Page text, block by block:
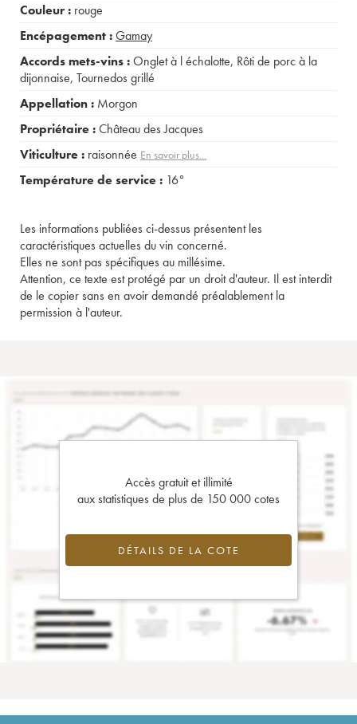
Couleur : rouge
Encépagement :Gamay
Accords mets-vins :Onglet à l échalotte, Rôti de porc à la
dijonnaise, Tournedos grillé
Appellation : Morgon
Propriétaire :Château des Jacques
Viticulture : raisonnée En savoir plus...
Température de service : 16°
Les informations publiées ci-dessus présentent les
caractéristiques actuelles du vin concerné.
Elles ne sont pas spécifiques au millésime.
Attention, ce texte est protégé par un droit d'auteur. Il est interdit
de le copier sans en avoir demandé préalablement la
permission à l'auteur.
Accès gratuit et illimité
aux statistiques de plus de 150 000 cotes
DÉTAILS DE LA COTE